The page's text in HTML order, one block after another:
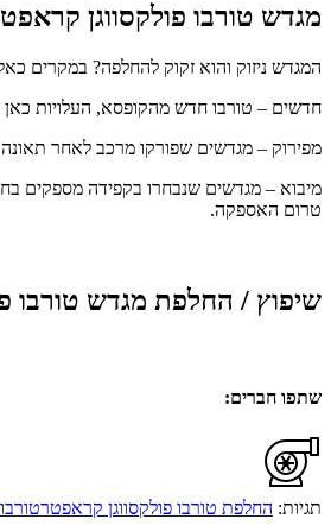
מגדש טורבו פולקסווגן
המגדש ניזוק והוא זקוק להחלפה? במקרים
חדשים – טורבו חדש מהקופסא, העלויות כאן
מפירוק – מגדשים שפורקו מרכב לאחר תאונה
מיבוא – מגדשים שנבחרו בקפידה מספקים
טרום האספקה.
שיפוץ / החלפת מגדש טורבו
שתפו חברים:
תגיות: החלפת טורבו פולקסווגן קראפטר